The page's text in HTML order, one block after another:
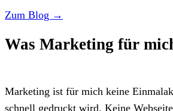
Zum Blog →
Was Marketing für
Marketing ist für mich keine
schnell gedruckt wird. Keine